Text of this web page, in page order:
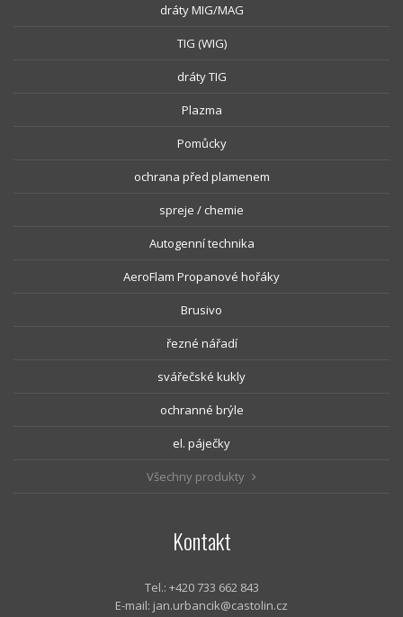
dráty MIG/MAG
TIG (WIG)
dráty TIG
Plazma
Pomůcky
ochrana před plamenem
spreje / chemie
Autogenní technika
AeroFlam Propanové hořáky
Brusivo
řezné nářadí
svářečské kukly
ochranné brýle
el. páječky
Všechny produkty
Kontakt
Tel.: +420 733 662 843
E-mail: jan.urbancik@castolin.cz